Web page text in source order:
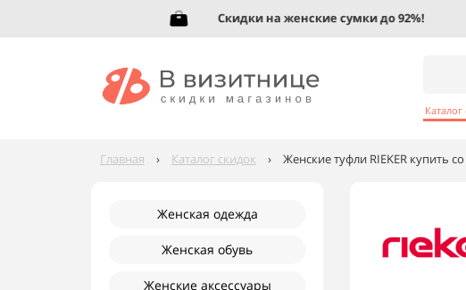
Скидки на женские сумки до 92%!
Каталог
Главная › Каталог скидок › Женские туфли RIEKER купить
Женская одежда
Женская обувь
Женские аксессуары